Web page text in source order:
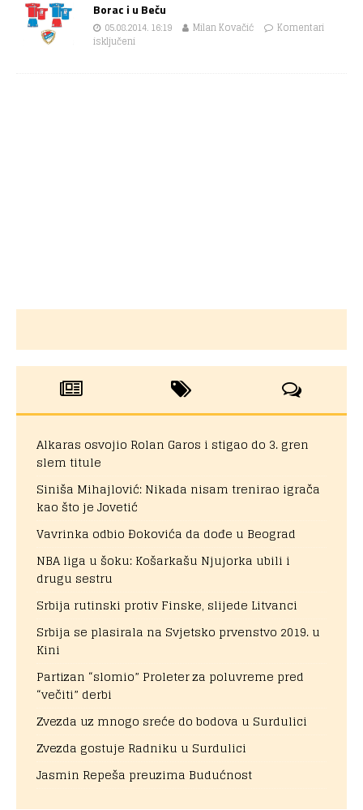
Borac i u Beču
05.08.2014. 16:19 Milan Kovačić
Komentari
isključeni
Alkaras osvojio Rolan Garos i stigao do 3. gren
slem titule
Siniša Mihajlović: Nikada nisam trenirao igrača
kao što je Jovetić
Vavrinka odbio Đokovića da dođe u Beograd
NBA liga u šoku: Košarkašu Njujorka ubili i
drugu sestru
Srbija rutinski protiv Finske, slijede Litvanci
Srbija se plasirala na Svjetsko prvenstvo 2019. u
Kini
Partizan “slomio” Proleter za poluvreme pred
“večiti” derbi
Zvezda uz mnogo sreće do bodova u Surdulici
Zvezda gostuje Radniku u Surdulici
Jasmin Repeša preuzima Budućnost